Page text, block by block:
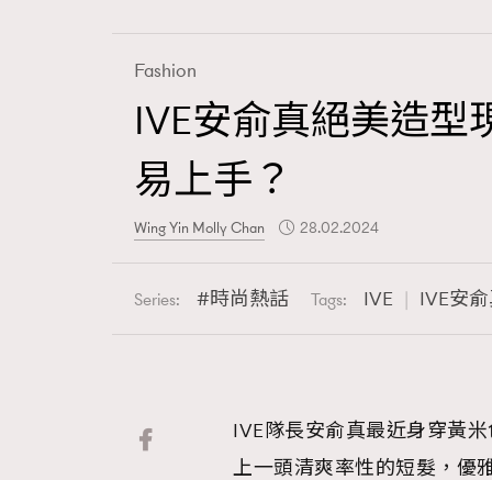
Fashion
Art
Fashion
IVE安俞真絕美造型
易上手？
Wing Yin Molly Chan 28.02.2024
Series: 時尚熱話 Tags: IVE IVE安
IVE隊長安俞真最近身穿黃
上一頭清爽率性的短髮，優